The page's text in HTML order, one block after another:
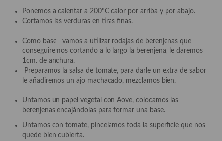
Cuscús
Huevos
Masas elaboradas con harina, pizzas, quiches y demás
Plato principal
Aves
Pescado y Marisco
Ponemos a calentar a 200ºC calor por arriba y por abajo.
Cortamos las verduras en tiras finas.
Como base vamos a utilizar rodajas de berenjenas que
conseguiremos cortando a lo largo la berenjena, le daremos
1cm. de anchura.
Preparamos la salsa de tomate, para darle un extra de sabor
le añadiremos un ajo machacado, mezclamos bien.
Untamos un papel vegetal con Aove, colocamos las
berenjenas encajándolas para formar una base.
Untamos con tomate, pincelamos toda la superficie que nos
quede bien cubierta.